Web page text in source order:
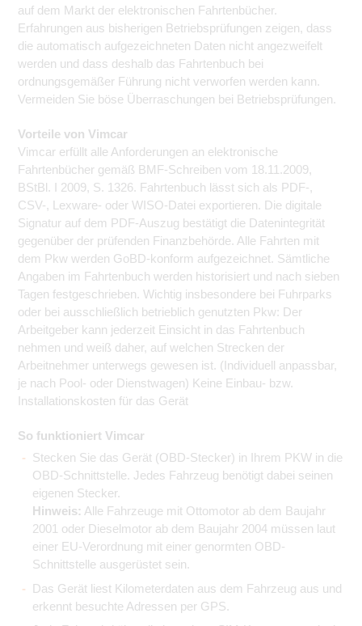
auf dem Markt der elektronischen Fahrtenbücher.
Erfahrungen aus bisherigen Betriebsprüfungen zeigen, dass
die automatisch aufgezeichneten Daten nicht angezweifelt
werden und dass deshalb das Fahrtenbuch bei
ordnungsgemäßer Führung nicht verworfen werden kann.
Vermeiden Sie böse Überraschungen bei Betriebsprüfungen.
Vorteile von Vimcar
Vimcar erfüllt alle Anforderungen an elektronische
Fahrtenbücher gemäß BMF-Schreiben vom 18.11.2009,
BStBl. I 2009, S. 1326. Fahrtenbuch lässt sich als PDF-,
CSV-, Lexware- oder WISO-Datei exportieren. Die digitale
Signatur auf dem PDF-Auszug bestätigt die Datenintegrität
gegenüber der prüfenden Finanzbehörde. Alle Fahrten mit
dem Pkw werden GoBD-konform aufgezeichnet. Sämtliche
Angaben im Fahrtenbuch werden historisiert und nach sieben
Tagen festgeschrieben. Wichtig insbesondere bei Fuhrparks
oder bei ausschließlich betrieblich genutzten Pkw: Der
Arbeitgeber kann jederzeit Einsicht in das Fahrtenbuch
nehmen und weiß daher, auf welchen Strecken der
Arbeitnehmer unterwegs gewesen ist. (Individuell anpassbar,
je nach Pool- oder Dienstwagen) Keine Einbau- bzw.
Installationskosten für das Gerät
So funktioniert Vimcar
Stecken Sie das Gerät (OBD-Stecker) in Ihrem PKW in die
OBD-Schnittstelle. Jedes Fahrzeug benötigt dabei seinen
eigenen Stecker.
Hinweis: Alle Fahrzeuge mit Ottomotor ab dem Baujahr
2001 oder Dieselmotor ab dem Baujahr 2004 müssen laut
einer EU-Verordnung mit einer genormten OBD-
Schnittstelle ausgerüstet sein.
Das Gerät liest Kilometerdaten aus dem Fahrzeug aus und
erkennt besuchte Adressen per GPS.